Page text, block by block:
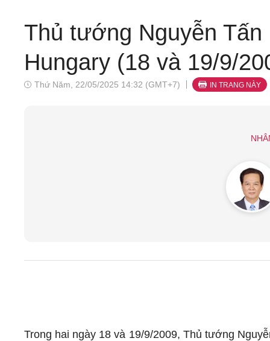
Thủ tướng Nguyễn
Hungary (18 và 19/9/
Thứ Năm, 22/05/2025 14:32 (GMT+7) IN TRANG NÀY
Trong hai ngày 18 và 19/9/2009, Thủ tướng